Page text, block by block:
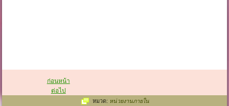
ก่อนหน้า
ต่อไป
หมวด: หน่วยงานภายใน